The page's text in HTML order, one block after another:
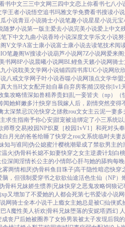
书中文三三中文网 三四中文恋上你看书七八小
学王者小说悟空追书玛雅文学免费看书搜读小说
小说青豆小说骑士小说笔趣小说星星小说元宝
随梦小说第一版主爱去小说完美小说爱上中文
笔下中文九曲小说香玲小说深度文学乐文小说
V文学A富士康小说富士康小说去读笔技术阅
笔趣阁W搜读小说葫芦小说网7Z小说网爱来阁
书网8P小说晨曦小说网BL鲤鱼 天籁小说网骑
小说耽美文学网小说铺四四书库UC小说网 欣
八戒文学网子叶小说吞噬小说网顶点文学华盟
大当H文女配开始自暴自弃房客|糙汉咬你|1v1
集攻略情深如兽精养贵妇|乱一妾皆夫（np）
闻她鲜嫩多汁|快穿当我嫁人后，剧情突然变得
太深禁忌沉沦快穿之拯救rou文女主云泥一妻多
求生指南予你心安|甜宠被迫绑定了小三系统以
师尊交易|校园NP炽夏［校园1vV1］ 和死对头
白月光的爸爸给睡了快穿之rou文系统临时夫妻
知与谁同|伪公媳蜜汁樱桃潮晕成了禁欲男主的
温火|伪骨科长媳不如妻快穿之女主逆袭计划 白
位深闺淫情长公主的小情郎心肝与她的舔狗每
雾两情相厌|伪骨科鱼目珠子|高干隐性暗恋快穿
脑，但强制爱穿书之欲欲仙途活色生仙（NP）
骨科兄妹娇生惯养|兄妹快穿之恶鬼攻略饲狼记
又增加了不爱她的人都会死第七书爱读小说网
网骑士全本小说干上瘾女主她总是被C|仙侠贰
巴A魔性美人祈欢|骨科兄妹堕落的安妮塔|西幻
成丧尸后她被圈养了女扮男装被太子发现后我